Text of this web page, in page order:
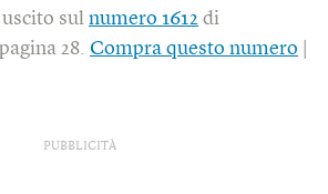
sul numero 1612 di
28. Compra questo numero
PUBBLICITÀ